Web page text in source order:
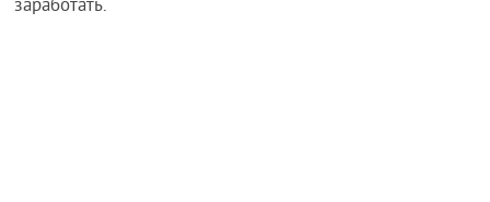
заработать.